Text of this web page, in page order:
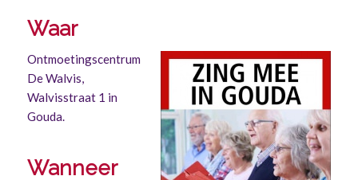
Waar
Ontmoetingscentrum
De Walvis,
Walvisstraat 1 in
Gouda.
Wanneer